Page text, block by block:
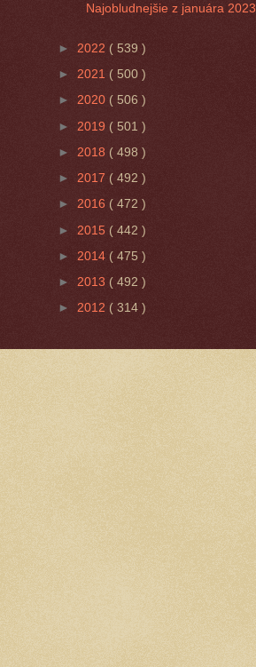
Najobludnejšie z januára 2023
► 2022 ( 539 )
► 2021 ( 500 )
► 2020 ( 506 )
► 2019 ( 501 )
► 2018 ( 498 )
► 2017 ( 492 )
► 2016 ( 472 )
► 2015 ( 442 )
► 2014 ( 475 )
► 2013 ( 492 )
► 2012 ( 314 )